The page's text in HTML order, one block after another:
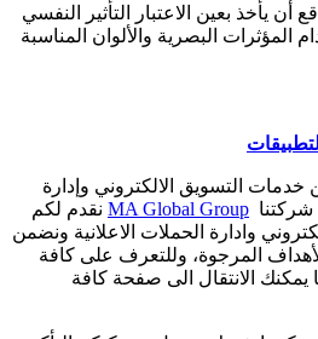
يأخذ بعين الاعتبار التأثير النفسي
البصرية والألوان المناسبة
التسويق الالكتروني وإدارة
شركتنا MA Global Group نقدم لكم
وادارة الحملات الاعلانية ونضمن
المرجوة، وللتعرف على كافة
يمكنك الانتقال الى صفحة كافة